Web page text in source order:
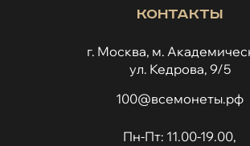
Контакты
г. Москва, м.
ул. Кедрова, 9/5
100@всемонеты.рф
Пн-Пт: 11.00-19.00,